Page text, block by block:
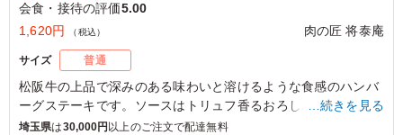
会食・接待の評価5.00
1,620円
（税込） 肉の匠 将泰庵
サイズ 普通
松阪牛の上品で深みのある味わいと溶けるような食感のハンバ
ーグステーキです。ソースはトリュフ香るおろしポン酢をご用
意。くるめしのみでお楽しみいただける松坂牛とトリュフのハ
…続きを見る
埼玉県は30,000円 以上のご注文で配達無料